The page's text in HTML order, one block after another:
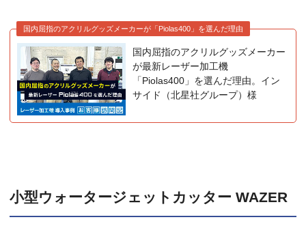
国内屈指のアクリルグッズメーカーが「Piolas400」を選んだ理由
国内屈指のアクリルグッズメーカー
が最新レーザー加工機
「Piolas400」を選んだ理由。イン
サイド（北星社グループ）様
小型ウォータージェットカッター WAZER